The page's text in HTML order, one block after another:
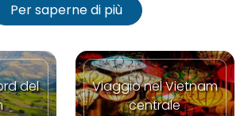
Per saperne di più
del
Viaggio nel Vietnam
centrale